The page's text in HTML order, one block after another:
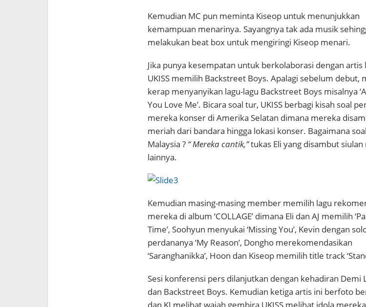
Kemudian MC pun meminta Kiseop untuk menunjukkan
kemampuan menarinya. Sayangnya tak ada musik
melakukan beat box untuk mengiringi Kiseop menari.
Jika punya kesempatan untuk berkolaborasi dengan artis
UKISS memilih Backstreet Boys. Apalagi sebelum debut,
kerap menyanyikan lagu-lagu Backstreet Boys misalnya
You Love Me’. Bicara soal tur, UKISS berbagi kisah soal
mereka konser di Amerika Selatan dimana mereka
meriah dari bandara hingga lokasi konser. Bagaimana
Malaysia ? “ Mereka cantik,”tukas Eli yang disambut
lainnya.
Kemudian masing-masing member memilih lagu
mereka di album ‘COLLAGE’ dimana Eli dan AJ memilih
Time’, Soohyun menyukai ‘Missing You’, Kevin dengan
perdananya ‘My Reason’, Dongho merekomendasikan
‘Saranghanikka’, Hoon dan Kiseop memilih title track
Sesi konferensi pers dilanjutkan dengan kehadiran Demi
dan Backstreet Boys. Kemudian ketiga artis ini berfoto